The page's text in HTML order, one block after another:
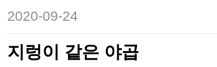
2020-09-24
지렁이 같은 야곱